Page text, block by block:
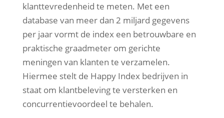
klanttevredenheid te meten. Met een
database van meer dan 2 miljard gegevens
per jaar vormt de index een betrouwbare en
praktische graadmeter om gerichte
meningen van klanten te verzamelen.
Hiermee stelt de Happy Index bedrijven in
staat om klantbeleving te versterken en
concurrentievoordeel te behalen.